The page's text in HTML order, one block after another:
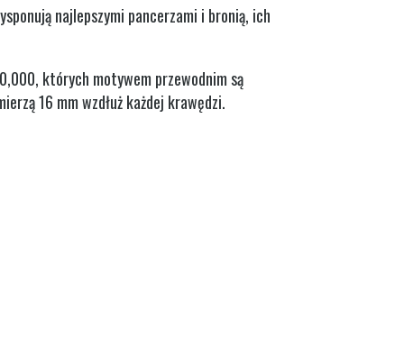
najlepszymi pancerzami i bronią, ich
których motywem przewodnim są
16 mm wzdłuż każdej krawędzi.